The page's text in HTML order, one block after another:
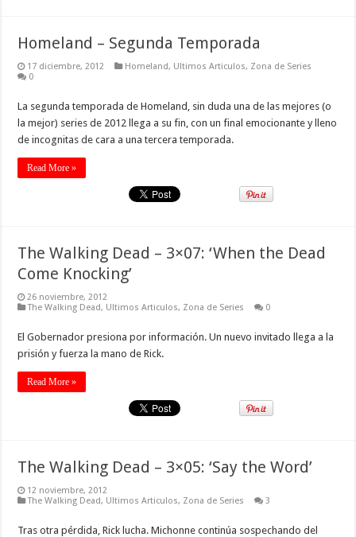
Homeland – Segunda Temporada
17 diciembre, 2012 Homeland, Ultimos Articulos, Zona de Series
0
La segunda temporada de Homeland, sin duda una de las mejores (o
la mejor) series de 2012 llega a su fin, con un final emocionante y lleno
de incognitas de cara a una tercera temporada.
Read More »
The Walking Dead – 3×07: ‘When the Dead
Come Knocking’
26 noviembre, 2012
The Walking Dead, Ultimos Articulos, Zona de Series 0
El Gobernador presiona por información. Un nuevo invitado llega a la
prisión y fuerza la mano de Rick.
Read More »
The Walking Dead – 3×05: ‘Say the Word’
12 noviembre, 2012
The Walking Dead, Ultimos Articulos, Zona de Series 3
Tras otra pérdida, Rick lucha. Michonne continúa sospechando del